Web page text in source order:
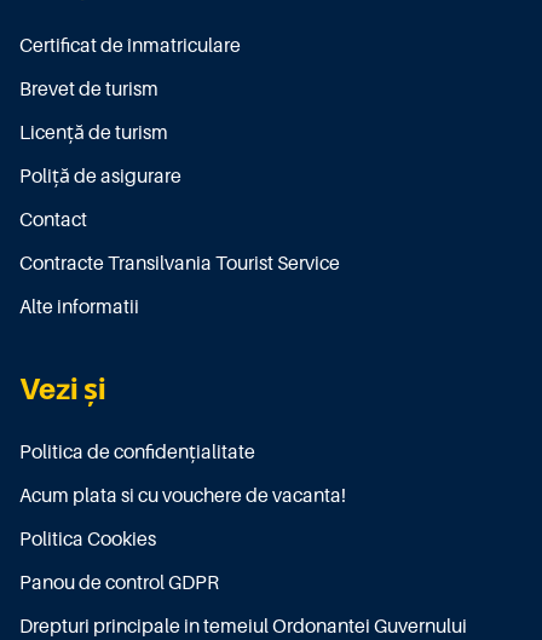
Certificat de înmatriculare
Brevet de turism
Licenţă de turism
Poliţă de asigurare
Contact
Contracte Transilvania Tourist Service
Alte informatii
Vezi și
Politica de confidențialitate
Acum plata si cu vouchere de vacanta!
Politica Cookies
Panou de control GDPR
Drepturi principale in temeiul Ordonantei Guvernului